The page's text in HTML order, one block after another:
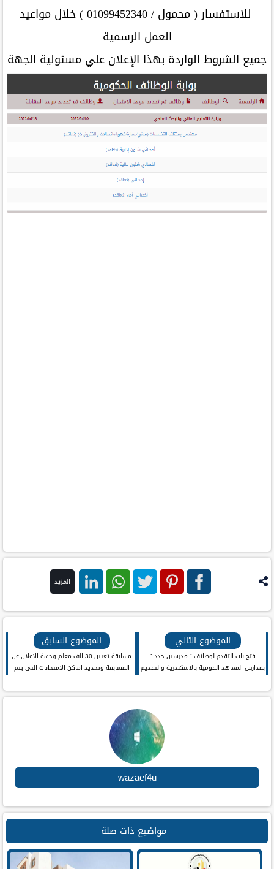
للاستفسار ( محمول / 01099452340 ) خلال مواعيد
العمل الرسمية
جميع الشروط الواردة بهذا الإعلان علي مسئولية الجهة
بوك
المزيد
الموضوع التالي
فتح باب التقدم لوظائف " مدرسين جدد "
بمدارس المعاهد القومية بالاسكندرية والتقديم
الموضوع السابق
مسابقة تعيين 30 الف معلم وجهة الاعلان عن
المسابقة وتحديد اماكن الامتحانات التى يتم
فيديو "
wazaef4u
مواضيع ذات صلة